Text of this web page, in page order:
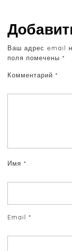
Ваш адрес email
поля помечены *
Комментарий *
Имя *
Email *